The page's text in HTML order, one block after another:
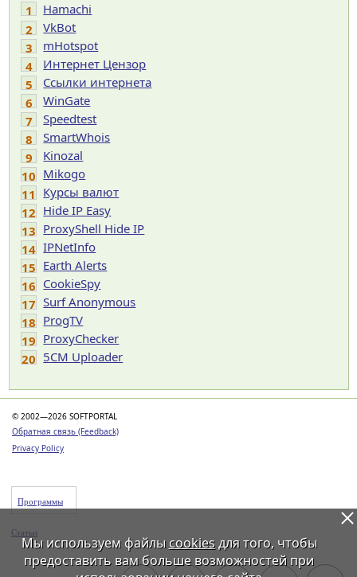
1
Hamachi
2
VkBot
3
mHotspot
4
Интернет Цензор
5
Ссылки интернета
6
WinGate
7
Speedtest
8
SmartWhois
9
Kinozal
10 Mikogo
11 Курсы валют
12 Hide IP Easy
13 ProxyShell Hide IP
14 IPNetInfo
15 Earth Alerts
16 CookieSpy
17 Surf Anonymous
18 ProgTV
19 ProxyChecker
20 5CM Uploader
© 2002—2026 SOFTPORTAL
Обратная связь (Feedback)
Privacy Policy
Программы
Статьи
Мы используем файлы cookiesдля того, чтобы
предоставить вам больше возможностей при